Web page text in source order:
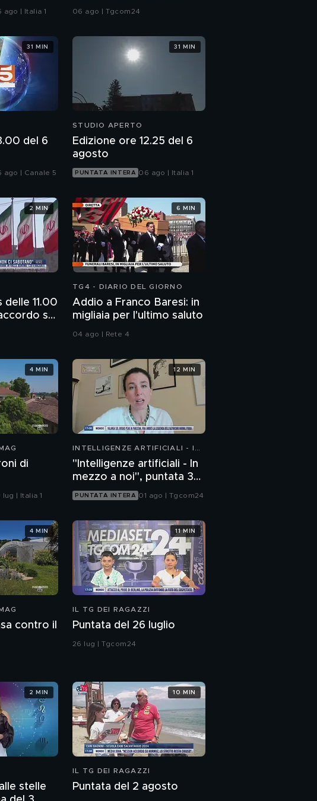
ago | Italia 1
le città da bollino rosso
06 ago | Tgcom24
del 6
ago | Canale 5
31 MIN
STUDIO APERTO
Edizione ore 12.25 del 6
agosto
PUNTATA INTERA 06 ago | Italia 1
31 MIN
delle 11.00
se
2 MIN
TG4 - DIARIO DEL GIORNO
Addio a Franco Baresi: in
migliaia per l'ultimo saluto
04 ago | Rete 4
6 MIN
di
lug | Italia 1
4 MIN
INTELLIGENZE ARTIFICIALI - IN
"Intelligenze artificiali - In
mezzo a noi", puntata 36:
chatbot emotivi e minori
PUNTATA INTERA 01 ago | Tgcom24
12 MIN
contro il
4 MIN
IL TG DEI RAGAZZI
Puntata del 26 luglio
26 lug | Tgcom24
11 MIN
stelle
2 MIN
IL TG DEI RAGAZZI
Puntata del 2 agosto
10 MIN